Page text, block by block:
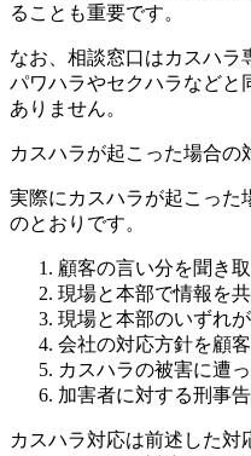
ることも重要です。
なお、相談窓口はカスハラ
パワハラやセクハラなどと
ありません。
カスハラが起こった場合の
実際にカスハラが起こった
のとおりです。
顧客の言い分を聞き
現場と本部で情報を
現場と本部のいずれ
会社の対応方針を顧
カスハラの被害に遭
加害者に対する刑事
カスハラ対応は前述した